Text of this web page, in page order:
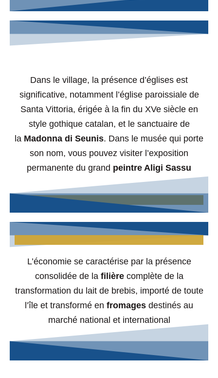
Dans le village, la présence d’églises est
significative, notamment l’église paroissiale de
Santa Vittoria, érigée à la fin du XVe siècle en
style gothique catalan, et le sanctuaire de
la Madonna di Seunis. Dans le musée qui porte
son nom, vous pouvez visiter l’exposition
permanente du grand peintre Aligi Sassu
L’économie se caractérise par la présence
consolidée de la filière complète de la
transformation du lait de brebis, importé de toute
l’île et transformé en fromages destinés au
marché national et international